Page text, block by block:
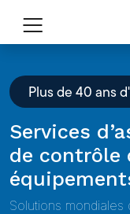
Plus de 40 ans
Services
de contrôle
Solutions